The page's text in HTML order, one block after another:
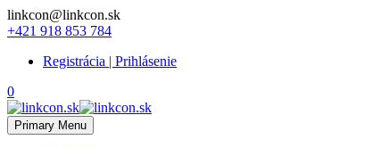
linkcon@linkcon.sk
+421 918 853 784
Registrácia | Prihlásenie
0
Primary Menu